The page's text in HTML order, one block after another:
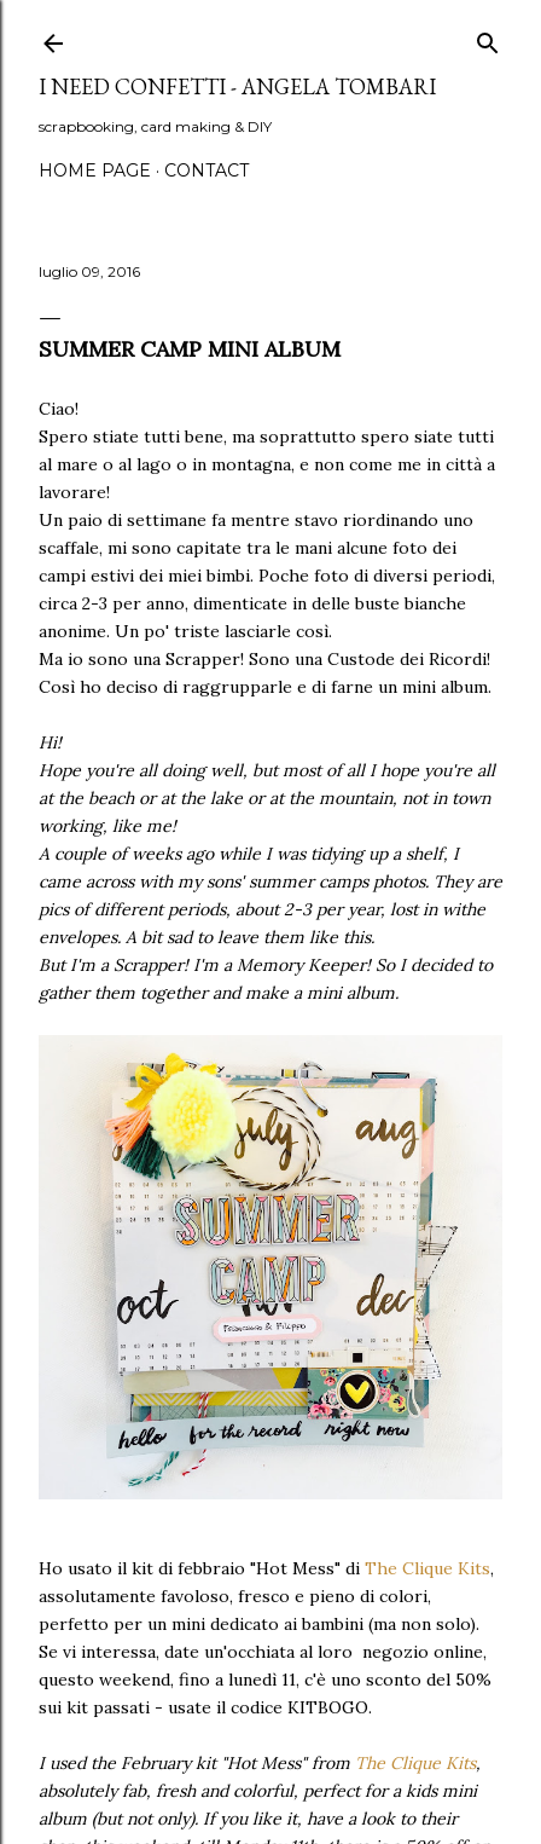
I NEED CONFETTI - ANGELA TOMBARI
scrapbooking, card making & DIY
HOME PAGE CONTACT
luglio 09, 2016
SUMMER CAMP MINI ALBUM
Ciao!
Spero stiate tutti bene, ma soprattutto spero siate tutti
al mare o al lago o in montagna, e non come me in città a
lavorare!
Un paio di settimane fa mentre stavo riordinando uno
scaffale, mi sono capitate tra le mani alcune foto dei
campi estivi dei miei bimbi. Poche foto di diversi periodi,
circa 2-3 per anno, dimenticate in delle buste bianche
anonime. Un po' triste lasciarle così.
Ma io sono una Scrapper! Sono una Custode dei Ricordi!
Così ho deciso di raggrupparle e di farne un mini album.
Hi!
Hope you're all doing well, but most of all I hope you're all
at the beach or at the lake or at the mountain, not in town
working, like me!
A couple of weeks ago while I was tidying up a shelf, I
came across with my sons' summer camps photos. They are
pics of different periods, about 2-3 per year, lost in withe
envelopes. A bit sad to leave them like this.
But I'm a Scrapper! I'm a Memory Keeper! So I decided to
gather them together and make a mini album.
Ho usato il kit di febbraio "Hot Mess" di The Clique Kits,
assolutamente favoloso, fresco e pieno di colori,
perfetto per un mini dedicato ai bambini (ma non solo).
Se vi interessa, date un'occhiata al loro negozio online,
questo weekend, fino a lunedì 11, c'è uno sconto del 50%
sui kit passati - usate il codice KITBOGO.
I used the February kit "Hot Mess" from The Clique Kits,
absolutely fab, fresh and colorful, perfect for a kids mini
album (but not only). If you like it, have a look to their